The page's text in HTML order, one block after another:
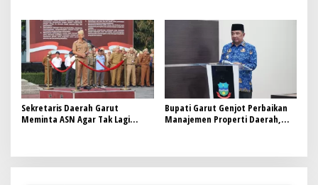
Sekretaris Daerah Garut
Meminta ASN Agar Tak Lagi
Bupati Garut Genjot Perbaikan
Manajemen Properti Daerah,